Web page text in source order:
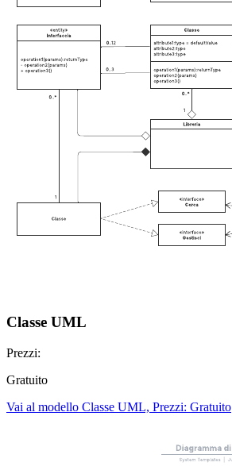
Classe UML
Prezzi:
Gratuito
Vai al modello Classe UML, Prezzi: Gratuito